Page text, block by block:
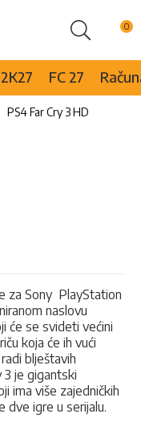
Pretraži
Skip
Content
FC 27
PS4 Far Cry 3 HD
za Sony PlayStation
naslovu
će se svideti većini
koja će ih vući
blještavih
3 je gigantski
ima više zajedničkih
dve igre u serijalu.